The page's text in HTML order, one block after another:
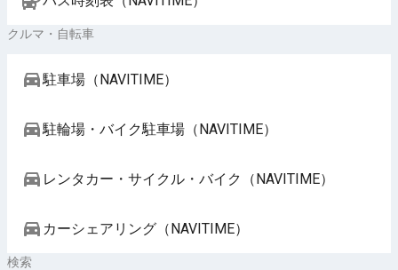
クルマ・自転車
駐車場（NAVITIME）
駐輪場・バイク駐車場（NAVITIME）
レンタカー・サイクル・バイク（NAVITIME）
カーシェアリング（NAVITIME）
検索